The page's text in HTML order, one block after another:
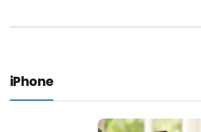
iPhone